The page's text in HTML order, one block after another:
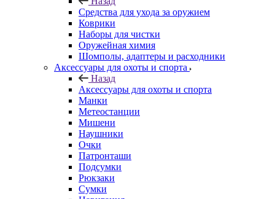
Средства для ухода за оружием
Коврики
Наборы для чистки
Оружейная химия
Шомполы, адаптеры и расходники
Аксессуары для охоты и спорта
Назад
Аксессуары для охоты и спорта
Манки
Метеостанции
Мишени
Наушники
Очки
Патронташи
Подсумки
Рюкзаки
Сумки